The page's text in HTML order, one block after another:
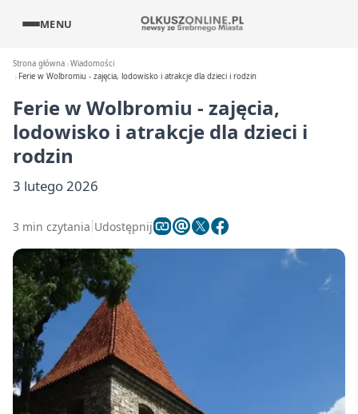
MENU
Strona główna Wiadomości
Ferie w Wolbromiu - zajęcia, lodowisko i atrakcje dla dzieci i rodzin
Ferie w Wolbromiu - zajęcia,
lodowisko i atrakcje dla dzieci i
rodzin
3 lutego 2026
3 min czytania Udostępnij